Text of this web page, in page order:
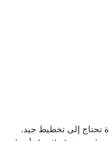
تحتاج إلى تخطيط جيد.